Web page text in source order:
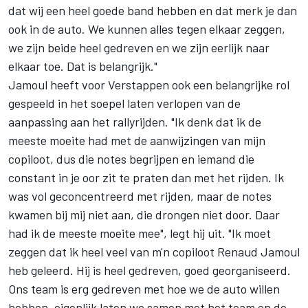
dat wij een heel goede band hebben en dat merk je dan
ook in de auto. We kunnen alles tegen elkaar zeggen,
we zijn beide heel gedreven en we zijn eerlijk naar
elkaar toe. Dat is belangrijk."
Jamoul heeft voor Verstappen ook een belangrijke rol
gespeeld in het soepel laten verlopen van de
aanpassing aan het rallyrijden. "Ik denk dat ik de
meeste moeite had met de aanwijzingen van mijn
copiloot, dus die notes begrijpen en iemand die
constant in je oor zit te praten dan met het rijden. Ik
was vol geconcentreerd met rijden, maar de notes
kwamen bij mij niet aan, die drongen niet door. Daar
had ik de meeste moeite mee", legt hij uit. "Ik moet
zeggen dat ik heel veel van m'n copiloot Renaud Jamoul
heb geleerd. Hij is heel gedreven, goed georganiseerd.
Ons team is erg gedreven met hoe we de auto willen